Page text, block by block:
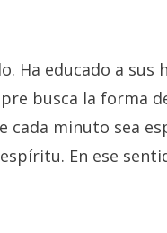
Ha educado a sus
busca la forma
minuto sea
En ese